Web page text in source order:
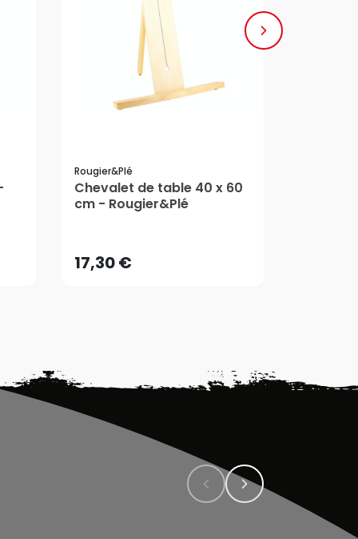
Rougier&plé
Chevalet de table 40 x 60
cm - Rougier&Plé
17,30 €
17,30 €
AJOUTER AU PANIER